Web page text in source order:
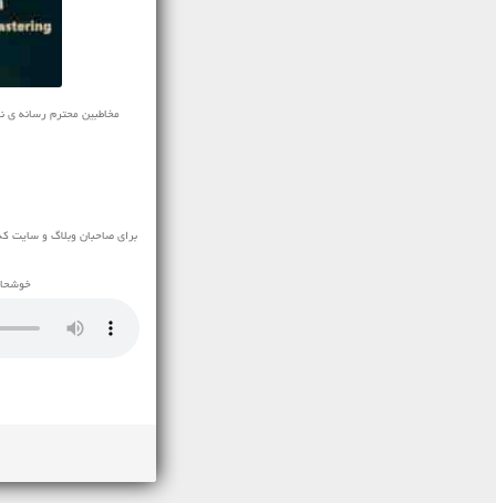
مخاطبین محترم رسانه ی
برای صاحبان وبلاگ و سایت